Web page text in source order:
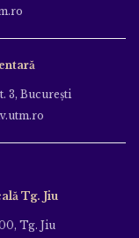
3, Bucureşti
Tg. Jiu
Tg. Jiu